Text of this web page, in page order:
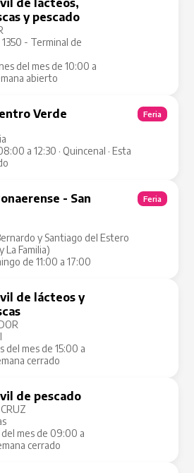
de lácteos,
y pescado
- Terminal de
del mes de 10:00 a
abierto
Verde
a 12:30 · Quincenal · Esta
Feria
- San
y Santiago del Estero
La Familia)
de 11:00 a 17:00
Feria
de lácteos y
del mes de 15:00 a
cerrado
de pescado
del mes de 09:00 a
cerrado